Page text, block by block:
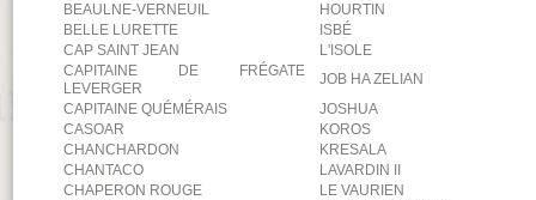
BEAULNE-VERNEUIL
HOURTIN
BELLE LURETTE
ISBÉ
CAP SAINT JEAN
L'ISOLE
CAPITAINE DE FRÉGATE
LEVERGER
JOB HA ZELIAN
CAPITAINE QUÉMÉRAIS
JOSHUA
CASOAR
KOROS
CHANCHARDON
KRESALA
CHANTACO
LAVARDIN II
CHAPERON ROUGE
LE VAURIEN